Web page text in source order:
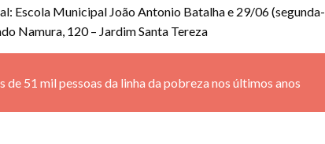
Escola Municipal João Antonio Batalha e 29/06 (segunda-
Namura, 120 – Jardim Santa Tereza
51 mil pessoas da linha da pobreza nos últimos anos